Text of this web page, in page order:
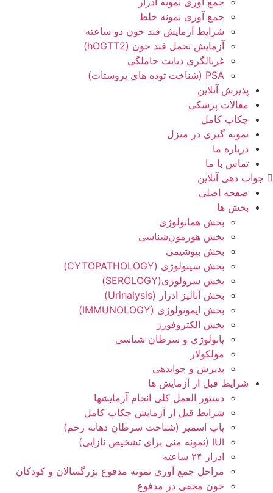
جمع آوری نمونه خلط
شرایط آزمایش قند خون دو ساعته
آزمایش تحمل قند خون (hOGTT2)
غربالگری دیابت حاملگی
PSA (شناخت توده های پروستات)
پذیرش آنلاین
مقالات پزشکی
چکاپ کامل
نمونه گیری در منزل
درباره ما
تماس با ما
جواب دهی آنلاین
صفحه اصلی
بخش ها
بخش هماتولوژی
بخش هورمون‌شناسی
بخش بیوشیمی
بخش سیتولوژی (СYTOPATHOLOGY)
بخش سرولوژی(SEROLOGY)
بخش آنالیز ادرار (Urinalysis)
بخش ایمونولوژی (IMMUNOLOGY)
بخش الکتروفورز
پاتولوژی و سرطان شناسی
مولکولار
پذیرش و جوابدهی
شرایط قبل از آزمایش ها
دستور العمل کلی انجام آزمایشها
شرایط قبل از آزمایش چکاپ کامل
پاپ اسمیر (شناخت سرطان دهانه رحم)
IUI (نمونه منی برای تشخیص نازایی)
ادرار ۲۴ ساعته
مراحل جمع آوری نمونه مدفوع بزرگسالان و کودکان
خون مخفی در مدفوع